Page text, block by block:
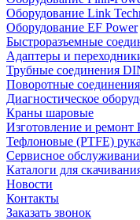
Оборудование Link
Оборудование EF Power
Быстроразъемные
Адаптеры и
Трубные соединения
Поворотные соединения
Диагностическое
Краны шаровые
Изготовление и ремонт
Тефлоновые (PTFE)
Сервисное
Каталоги для
Новости
Контакты
Заказать звонок